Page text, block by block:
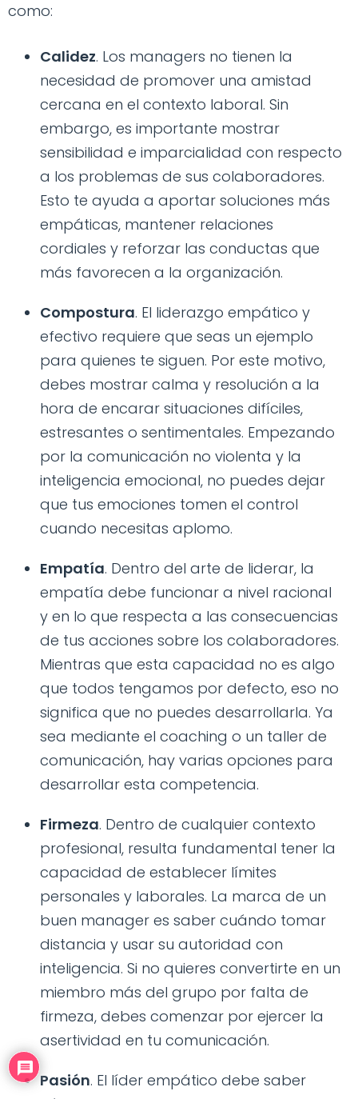
como:
Calidez. Los managers no tienen la
necesidad de promover una amistad
cercana en el contexto laboral. Sin
embargo, es importante mostrar
sensibilidad e imparcialidad con respecto
a los problemas de sus colaboradores.
Esto te ayuda a aportar soluciones más
empáticas, mantener relaciones
cordiales y reforzar las conductas que
más favorecen a la organización.
Compostura. El liderazgo empático y
efectivo requiere que seas un ejemplo
para quienes te siguen. Por este motivo,
debes mostrar calma y resolución a la
hora de encarar situaciones difíciles,
estresantes o sentimentales. Empezando
por la comunicación no violenta y la
inteligencia emocional, no puedes dejar
que tus emociones tomen el control
cuando necesitas aplomo.
Empatía. Dentro del arte de liderar, la
empatía debe funcionar a nivel racional
y en lo que respecta a las consecuencias
de tus acciones sobre los colaboradores.
Mientras que esta capacidad no es algo
que todos tengamos por defecto, eso no
significa que no puedes desarrollarla. Ya
sea mediante el coaching o un taller de
comunicación, hay varias opciones para
desarrollar esta competencia.
Firmeza. Dentro de cualquier contexto
profesional, resulta fundamental tener la
capacidad de establecer límites
personales y laborales. La marca de un
buen manager es saber cuándo tomar
distancia y usar su autoridad con
inteligencia. Si no quieres convertirte en un
miembro más del grupo por falta de
firmeza, debes comenzar por ejercer la
asertividad en tu comunicación.
Pasión. El líder empático debe saber